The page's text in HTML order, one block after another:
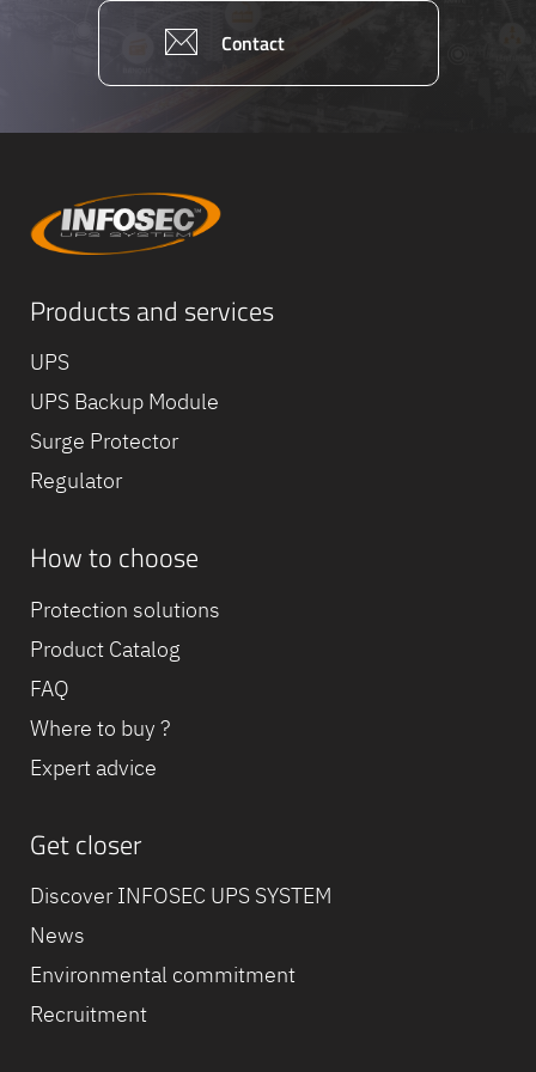
Contact
Products and services
UPS
UPS Backup Module
Surge Protector
Regulator
How to choose
Protection solutions
Product Catalog
FAQ
Where to buy ?
Expert advice
Get closer
Discover INFOSEC UPS SYSTEM
News
Environmental commitment
Recruitment